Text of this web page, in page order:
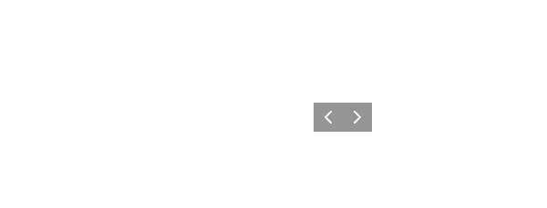
Vorherige Folie
Nächste Folie